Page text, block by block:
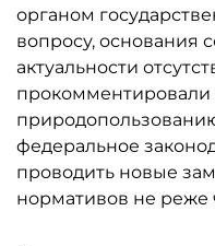
органом
вопросу, основания
актуальности
прокомментировали
федеральное
проводить новые
нормативов не реже